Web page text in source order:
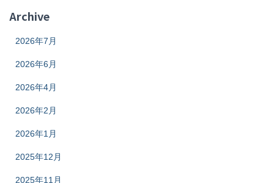
Archive
2026年7月
2026年6月
2026年4月
2026年2月
2026年1月
2025年12月
2025年11月